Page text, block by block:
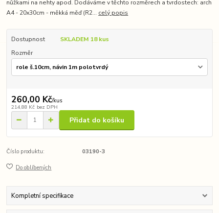
nůžkami na nehty apod. Dodáváme v těchto rozměrech a tvrdostech: arch
A4 - 20x30cm - měkká měď (R2... celý popis
Dostupnost
SKLADEM 18 kus
Rozměr
260,00 Kč/kus
214,88 Kč bez DPH
Přidat do košíku
Číslo produktu: 03190-3
Do oblíbených
Kompletní specifikace